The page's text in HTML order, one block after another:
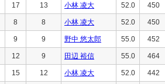
17 13 小林 凌大 52.0 450
8 8 小林 凌大 52.0 450
9 9 野中 悠太郎 55.0 452
12 9 田辺 裕信 55.0 464
15 12 小林 凌大 52.0 442